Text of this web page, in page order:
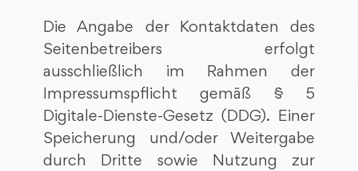
Die Angabe der Kontaktdaten des
Seitenbetreibers erfolgt
ausschließlich im Rahmen der
Impressumspflicht gemäß § 5
Digitale-Dienste-Gesetz (DDG). Einer
Speicherung und/oder Weitergabe
durch Dritte sowie Nutzung zur